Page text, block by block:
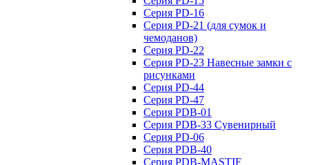
Серия PD-16
Серия PD-21 (для сумок и
чемоданов)
Серия PD-22
Серия PD-23 Навесные замки с
рисунками
Серия PD-44
Серия PD-47
Серия PDB-01
Серия PDB-33 Сувенирный
Серия PD-06
Серия PDB-40
Серия PDB-MASTIF